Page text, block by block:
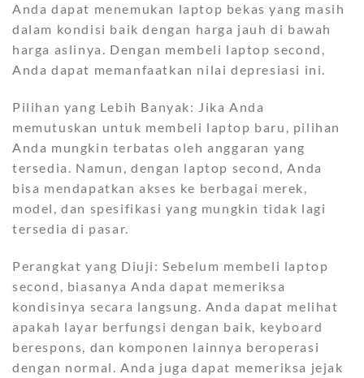
Anda dapat menemukan laptop bekas yang masih
dalam kondisi baik dengan harga jauh di bawah
harga aslinya. Dengan membeli laptop second,
Anda dapat memanfaatkan nilai depresiasi ini.
Pilihan yang Lebih Banyak: Jika Anda
memutuskan untuk membeli laptop baru, pilihan
Anda mungkin terbatas oleh anggaran yang
tersedia. Namun, dengan laptop second, Anda
bisa mendapatkan akses ke berbagai merek,
model, dan spesifikasi yang mungkin tidak lagi
tersedia di pasar.
Perangkat yang Diuji: Sebelum membeli laptop
second, biasanya Anda dapat memeriksa
kondisinya secara langsung. Anda dapat melihat
apakah layar berfungsi dengan baik, keyboard
berespons, dan komponen lainnya beroperasi
dengan normal. Anda juga dapat memeriksa jejak